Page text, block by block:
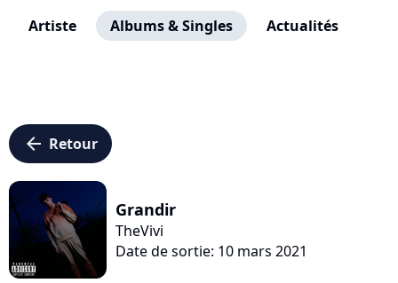
Artiste Albums & Singles Actualités
arrow_left Retour
Grandir
TheVivi
Date de sortie: 10 mars 2021